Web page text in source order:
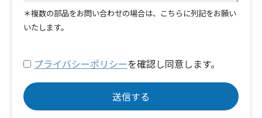
＊複数の部品をお問い合わせの場合は、こちらに列記をお願い
いたします。
プライバシーポリシーを確認し同意します。